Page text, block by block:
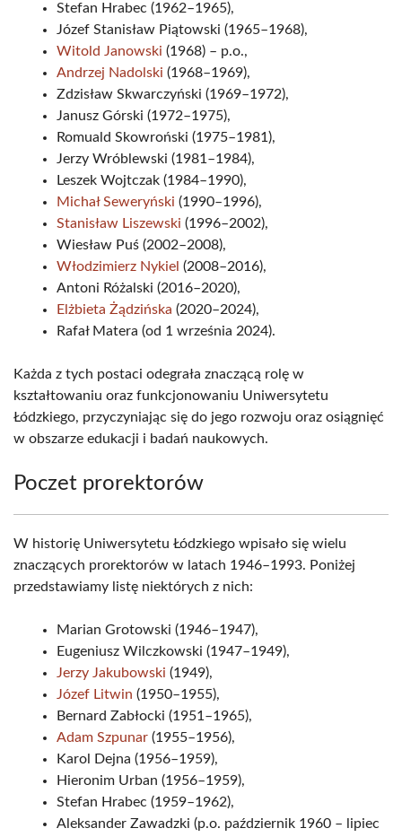
Stefan Hrabec (1962–1965),
Józef Stanisław Piątowski (1965–1968),
Witold Janowski (1968) – p.o.,
Andrzej Nadolski (1968–1969),
Zdzisław Skwarczyński (1969–1972),
Janusz Górski (1972–1975),
Romuald Skowroński (1975–1981),
Jerzy Wróblewski (1981–1984),
Leszek Wojtczak (1984–1990),
Michał Seweryński (1990–1996),
Stanisław Liszewski (1996–2002),
Wiesław Puś (2002–2008),
Włodzimierz Nykiel (2008–2016),
Antoni Różalski (2016–2020),
Elżbieta Żądzińska (2020–2024),
Rafał Matera (od 1 września 2024).
Każda z tych postaci odegrała znaczącą rolę w
kształtowaniu oraz funkcjonowaniu Uniwersytetu
Łódzkiego, przyczyniając się do jego rozwoju oraz osiągnięć
w obszarze edukacji i badań naukowych.
Poczet prorektorów
W historię Uniwersytetu Łódzkiego wpisało się wielu
znaczących prorektorów w latach 1946–1993. Poniżej
przedstawiamy listę niektórych z nich:
Marian Grotowski (1946–1947),
Eugeniusz Wilczkowski (1947–1949),
Jerzy Jakubowski (1949),
Józef Litwin (1950–1955),
Bernard Zabłocki (1951–1965),
Adam Szpunar (1955–1956),
Karol Dejna (1956–1959),
Hieronim Urban (1956–1959),
Stefan Hrabec (1959–1962),
Aleksander Zawadzki (p.o. październik 1960 – lipiec